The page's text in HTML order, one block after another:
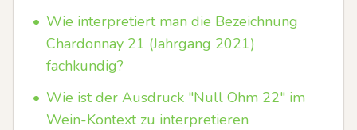
• Wie interpretiert man die Bezeichnung
Chardonnay 21 (Jahrgang 2021)
fachkundig?
• Wie ist der Ausdruck "Null Ohm 22" im
Wein-Kontext zu interpretieren